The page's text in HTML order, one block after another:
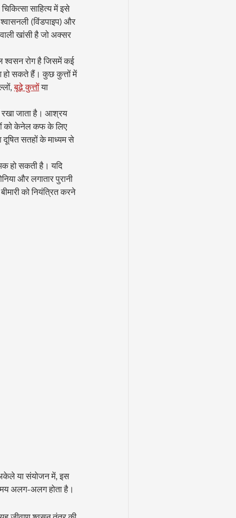
साहित्य में इसे
(विंडपाइप) और
खांसी है जो अक्सर
श्वसन रोग है जिसमें कई
हो सकते हैं। कुछ कुत्तों में
बूढ़े कुत्तों या
रखा जाता है। आश्रय
को केनेल कफ के लिए
दूषित सतहों के माध्यम से
हो सकती है। यदि
और लगातार पुरानी
को नियंत्रित करने
या संयोजन में, इस
अलग-अलग होता है।